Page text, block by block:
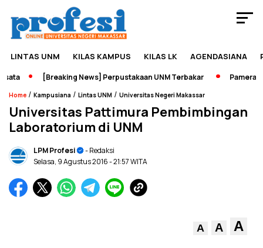
LINTAS UNM KILAS KAMPUS KILAS LK AGENDASIANA
[Breaking News] Perpustakaan UNM Terbakar Pameran
Home / Kampusiana / Lintas UNM / Universitas Negeri Makassar
Universitas Pattimura Pembimbingan
Laboratorium di UNM
LPM Profesi
- Redaksi
Selasa, 9 Agustus 2016- 21:57 WITA
A A A